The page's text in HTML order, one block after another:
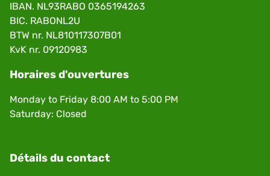
IBAN. NL93RABO 0365194263
BIC. RABONL2U
BTW nr. NL810117307B01
KvK nr. 09120983
Horaires d'ouvertures
Monday to Friday 8:00 AM to 5:00 PM
Saturday: Closed
Détails du contact